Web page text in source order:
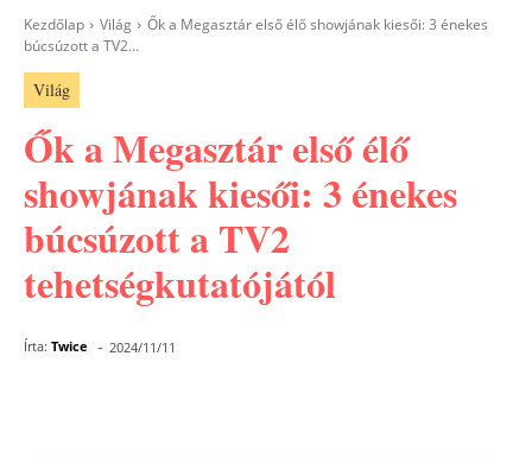
Kezdőlap Világ
Ők a Megasztár első élő showjának kiesői: 3 énekes
búcsúzott a TV2...
Világ
Ők a Megasztár első élő
showjának kiesői: 3 énekes
búcsúzott a TV2
tehetségkutatójától
Írta: Twice - 2024/11/11